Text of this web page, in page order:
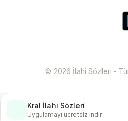
© 2026 İlahi Sözleri -
Kral İlahi Sözleri
Uygulamayı ücretsiz indir